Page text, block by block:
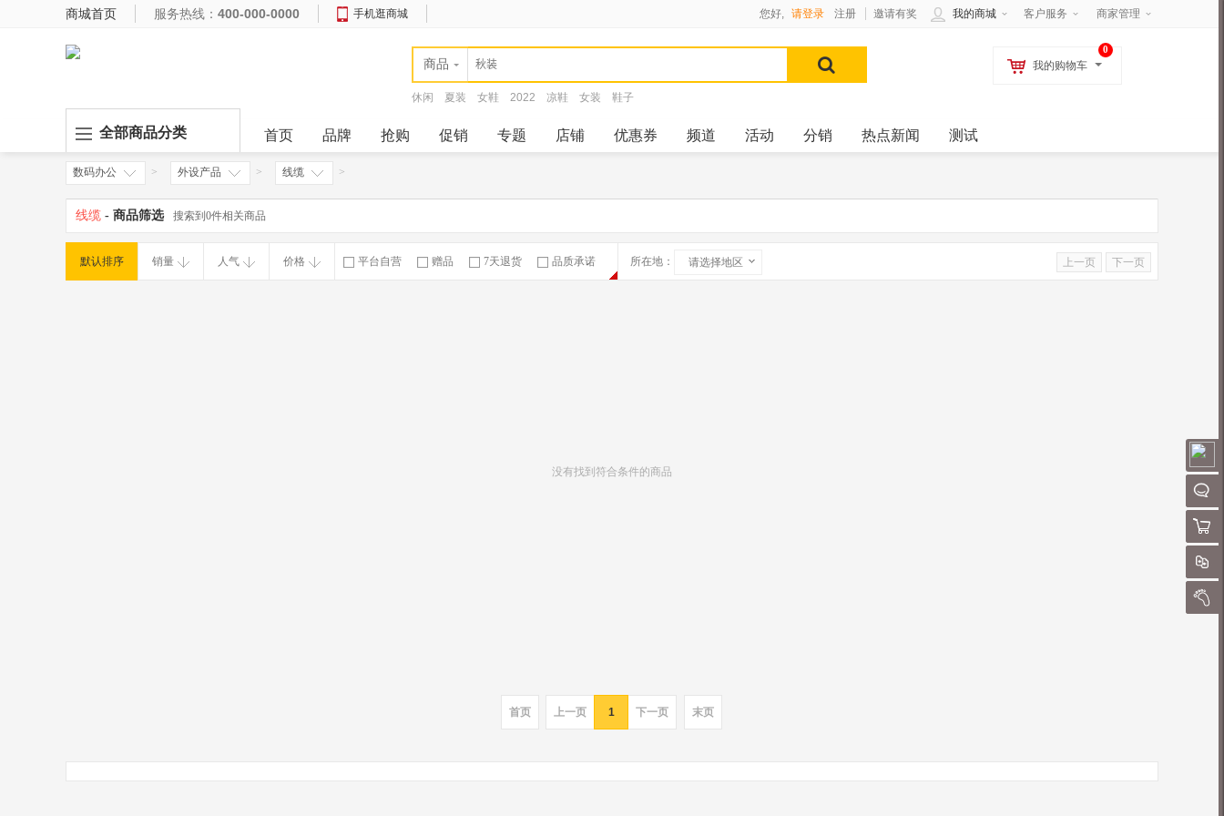
聊
购物
对
我的
商城首页 服务热线： 400-000-0000 手机逛商城 客户服务 商家管理
我的商城
您好, 请登录 注册 邀请有奖
商品
休闲 夏装 女鞋 2022 凉鞋 女装 鞋子
0
我的购物车
全部商品分类 首页 品牌 抢购 促销 专题 店铺 优惠券 频道 活动 分销 热点新闻 测试
数码办公 > 外设产品 > 线缆 >
线缆 - 商品筛选 搜索到0件相关商品
上一页 下一页
默认排序 销量 人气 价格 平台自营 赠品 7天退货 品质承诺 所在地： 请选择地区
没有找到符合条件的商品
首页 上一页 1 下一页 末页